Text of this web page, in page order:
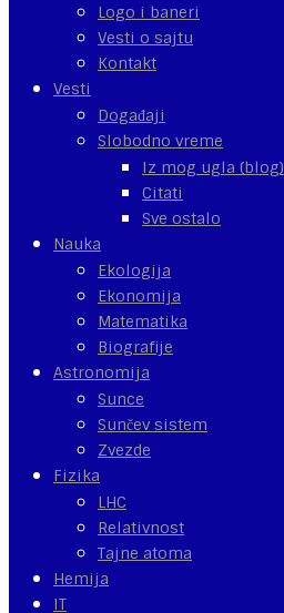
Logo i baneri
Vesti o sajtu
Kontakt
Vesti
Događaji
Slobodno vreme
Iz mog ugla (blog)
Citati
Sve ostalo
Nauka
Ekologija
Ekonomija
Matematika
Biografije
Astronomija
Sunce
Sunčev sistem
Zvezde
Fizika
LHC
Relativnost
Tajne atoma
Hemija
IT